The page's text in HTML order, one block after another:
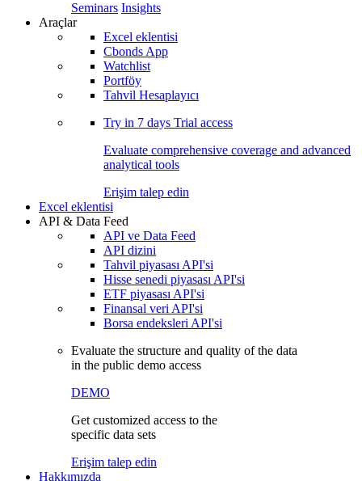
Seminars Insights
Araçlar
Excel eklentisi
Cbonds App
Watchlist
Portföy
Tahvil Hesaplayıcı
Try in 7 days Trial access
Evaluate comprehensive coverage and advanced
analytical tools
Erişim talep edin
Excel eklentisi
API & Data Feed
API ve Data Feed
API dizini
Tahvil piyasası API'si
Hisse senedi piyasası API'si
ETF piyasası API'si
Finansal veri API'si
Borsa endeksleri API'si
Evaluate the structure and quality of the data
in the public demo access
DEMO
Get customized access to the
specific data sets
Erişim talep edin
Hakkımızda